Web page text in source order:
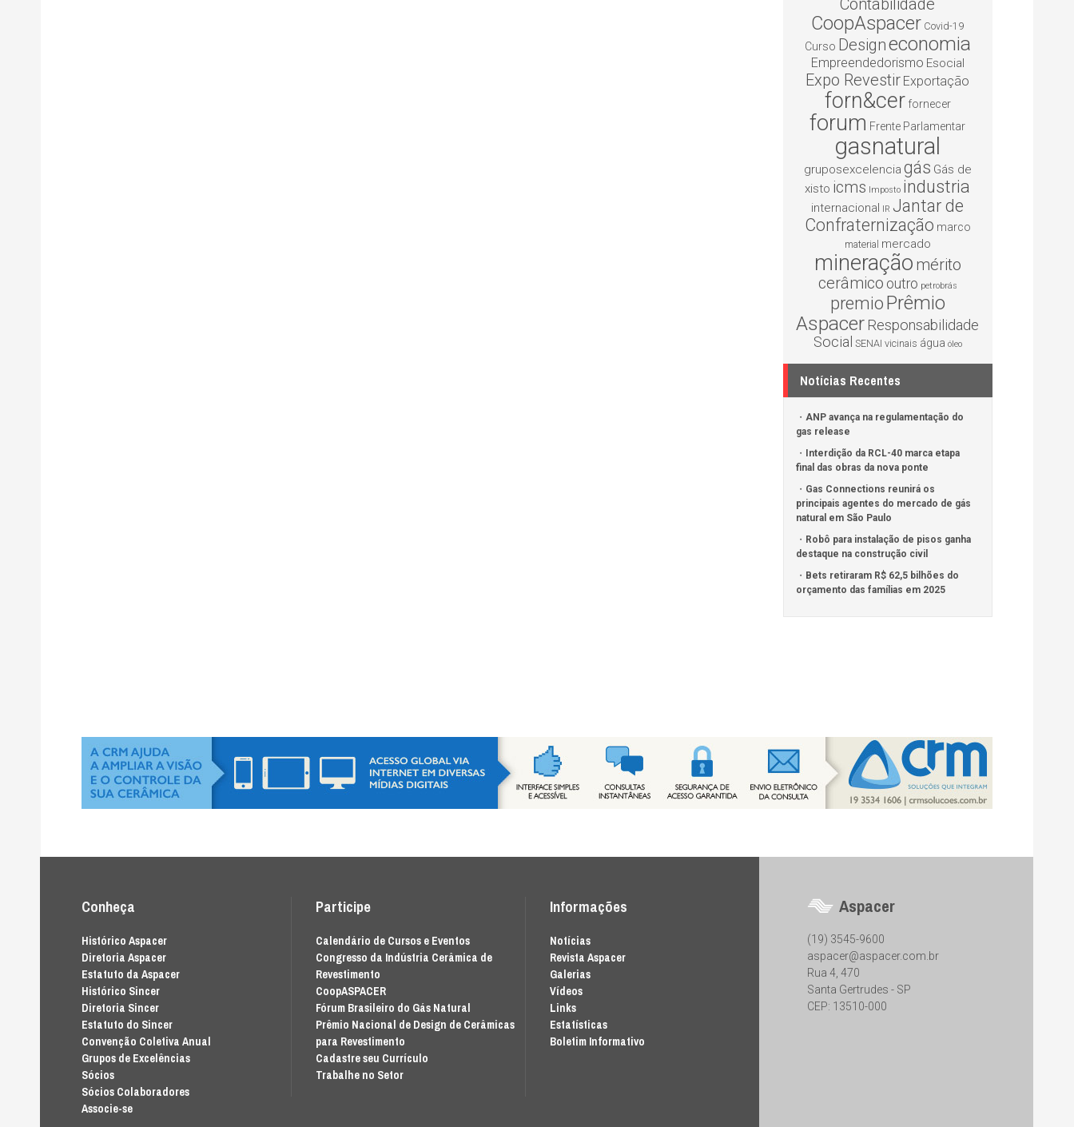
Contabilidade
CoopAspacer Covid-19
Curso Designeconomia
Empreendedorismo Esocial
Expo Revestir Exportação
forn&cer fornecer
forum Frente Parlamentar
gasnatural
gruposexcelencia gás Gás de
xisto icms Imposto industria
internacional IR Jantar de
Confraternização marco
material mercado
mineração mérito
cerâmico outro petrobrás
premio Prêmio
Aspacer Responsabilidade
Social SENAI vicinais água óleo
Notícias Recentes
ANP avança na regulamentação do
gas release
Interdição da RCL-40 marca etapa
final das obras da nova ponte
Gas Connections reunirá os
principais agentes do mercado de gás
natural em São Paulo
Robô para instalação de pisos ganha
destaque na construção civil
Bets retiraram R$ 62,5 bilhões do
orçamento das famílias em 2025
Conheça
Histórico Aspacer
Diretoria Aspacer
Estatuto da Aspacer
Histórico Sincer
Diretoria Sincer
Estatuto do Sincer
Convenção Coletiva Anual
Grupos de Excelências
Sócios
Sócios Colaboradores
Associe-se
Participe
Calendário de Cursos e Eventos
Congresso da Indústria Cerâmica de
Revestimento
CoopASPACER
Fórum Brasileiro do Gás Natural
Prêmio Nacional de Design de Cerâmicas
para Revestimento
Cadastre seu Currículo
Trabalhe no Setor
Informações
Notícias
Revista Aspacer
Galerias
Vídeos
Links
Estatísticas
Boletim Informativo
Aspacer
(19) 3545-9600
aspacer@aspacer.com.br
Rua 4, 470
Santa Gertrudes - SP
CEP: 13510-000